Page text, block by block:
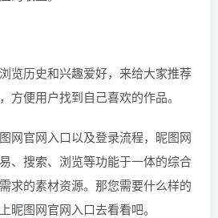
览历史和兴趣爱好，来给大家推荐
方便用户找到自己喜欢的作品。
网官网入口以及登录流程，昵图网
、搜索、浏览等功能于一体的综合
求的素材资源。那您需要什么样的
昵图网官网入口去看看吧。